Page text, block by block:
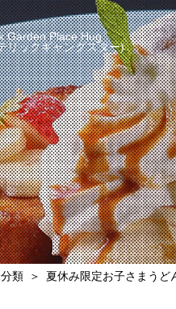
Garden Place Hug
リックギャングスター)
類 夏休み限定お子さまうど